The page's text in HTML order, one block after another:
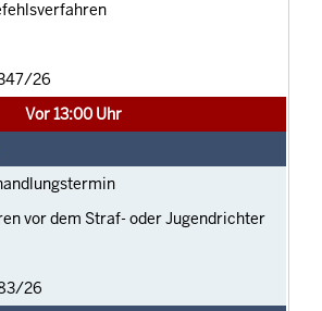
26
Vor 13:00 Uhr
vor dem Straf- oder Jugendrichter
26